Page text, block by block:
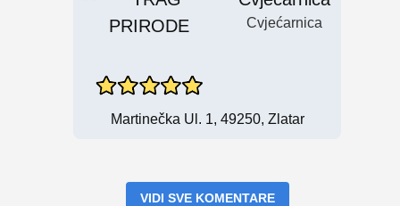
Cvjećarnica
Martinečka Ul. 1, 49250, Zlatar
VIDI SVE KOMENTARE